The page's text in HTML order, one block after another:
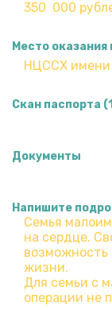
Место
Скан паспорта
Документы
Напишите